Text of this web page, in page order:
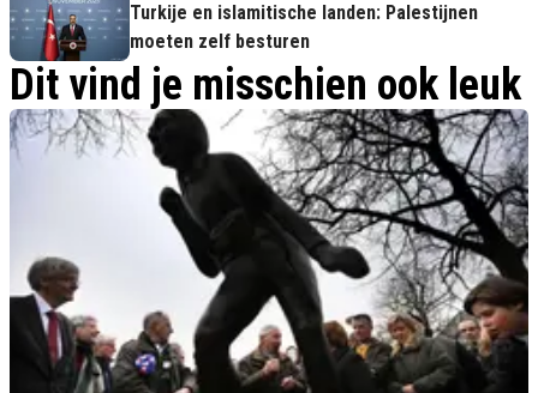
Turkije en islamitische landen: Palestijnen
moeten zelf besturen
Dit vind je misschien ook leuk